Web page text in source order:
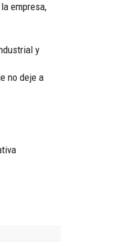
empresa,
y
no deje a